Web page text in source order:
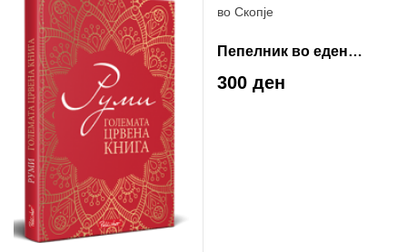
Пепелник во еден
хотел во Скопје
300 ден